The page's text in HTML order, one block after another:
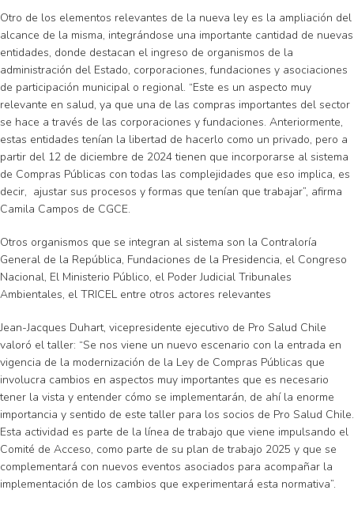
Otro de los elementos relevantes de la nueva ley es la ampliación del
alcance de la misma, integrándose una importante cantidad de nuevas
entidades, donde destacan el ingreso de organismos de la
administración del Estado, corporaciones, fundaciones y asociaciones
de participación municipal o regional. “Este es un aspecto muy
relevante en salud, ya que una de las compras importantes del sector
se hace a través de las corporaciones y fundaciones. Anteriormente,
estas entidades tenían la libertad de hacerlo como un privado, pero a
partir del 12 de diciembre de 2024 tienen que incorporarse al sistema
de Compras Públicas con todas las complejidades que eso implica, es
decir, ajustar sus procesos y formas que tenían que trabajar”, afirma
Camila Campos de CGCE.
Otros organismos que se integran al sistema son la Contraloría
General de la República, Fundaciones de la Presidencia, el Congreso
Nacional, El Ministerio Público, el Poder Judicial Tribunales
Ambientales, el TRICEL entre otros actores relevantes
Jean-Jacques Duhart, vicepresidente ejecutivo de Pro Salud Chile
valoró el taller: “Se nos viene un nuevo escenario con la entrada en
vigencia de la modernización de la Ley de Compras Públicas que
involucra cambios en aspectos muy importantes que es necesario
tener la vista y entender cómo se implementarán, de ahí la enorme
importancia y sentido de este taller para los socios de Pro Salud Chile.
Esta actividad es parte de la línea de trabajo que viene impulsando el
Comité de Acceso, como parte de su plan de trabajo 2025 y que se
complementará con nuevos eventos asociados para acompañar la
implementación de los cambios que experimentará esta normativa”.